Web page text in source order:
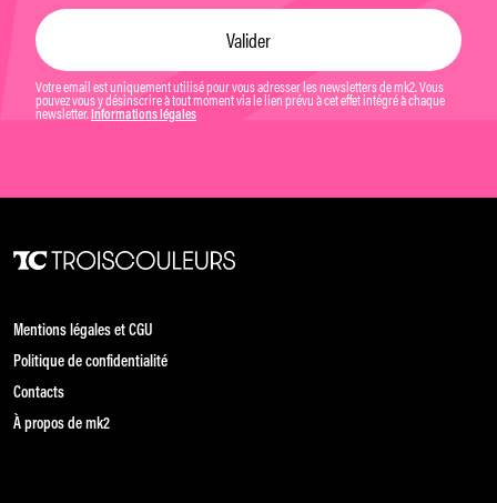
Votre email est uniquement utilisé pour vous adresser les newsletters de mk2. Vous
pouvez vous y désinscrire à tout moment via le lien prévu à cet effet intégré à chaque
newsletter. Informations légales
Mentions légales et CGU
Politique de confidentialité
Contacts
À propos de mk2